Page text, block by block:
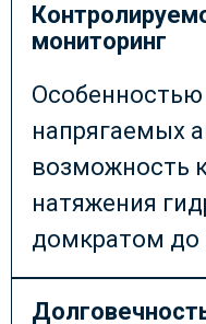
мониторинг
напрягаемых
возможность
натяжения
домкратом до